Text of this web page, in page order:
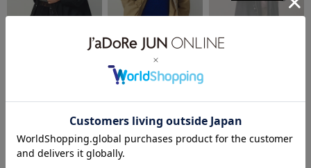
30%OFF
【Mizuno for ROPE'】ギ
ャザーミドルブルゾン
¥67,760